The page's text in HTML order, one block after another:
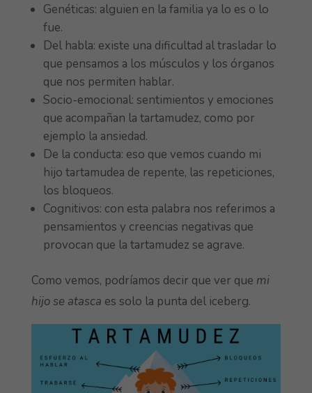
Genéticas: alguien en la familia ya lo es o lo
fue.
Del habla: existe una dificultad al trasladar lo
que pensamos a los músculos y los órganos
que nos permiten hablar.
Socio-emocional: sentimientos y emociones
que acompañan la tartamudez, como por
ejemplo la ansiedad.
De la conducta: eso que vemos cuando mi
hijo tartamudea de repente, las repeticiones,
los bloqueos.
Cognitivos: con esta palabra nos referimos a
pensamientos y creencias negativas que
provocan que la tartamudez se agrave.
Como vemos, podríamos decir que ver que mi
hijo se atasca es solo la punta del iceberg.